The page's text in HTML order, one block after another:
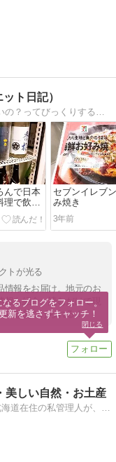
ト日記）
んで日本
で飲み
セブンイレブ
み焼き
3年前
トが光る
情報をお届け。地元のお
も紹介。読むだけで現
みを見つけられる！
美しい自然・お土産
なるブログをフォロー。
新を逃さずキャッチ！
閉じる